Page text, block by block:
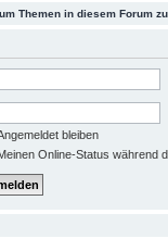
Themen in diesem Forum
bleiben
Online-Status während